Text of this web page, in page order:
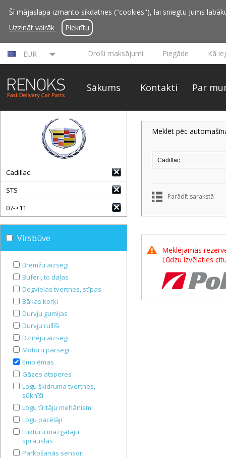
Šī mājaslapa izmanto sīkdatnes ("cookies"), lai sniegtu Jums
Uzzināt vairāk
Piekrītu
EUR Droši maksājumi Piegāde Kā
Sākums Kontakti Par
Cadillac
STS
07->11
Virsbūve
Bremžu aizsegi
Buferi, to daļas
Degvielas tvertnes, stīpas
Bākas korķi
Durvju gumijas
Durvju rullīši
Dzinēju aizsegi
Motoru pārsegi
Emblēmas
Gāzes atsperes
Logu škidruma tvertnes,
sūknīši
Logu tīritāju mehānismi
Logu pacēlāji
Lukturu mazgātāju
sprauslas
Parkošanās sensori
Meklēt pēc
Parādīt sarakstā
Meklējamās
Lūdzu izvēlaties